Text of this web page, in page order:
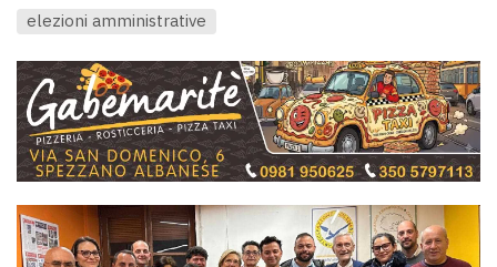
elezioni amministrative